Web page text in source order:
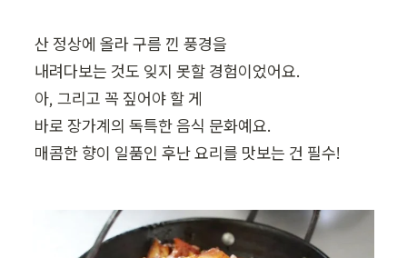
산 정상에 올라 구름 낀 풍경을
내려다보는 것도 잊지 못할 경험이었어요.
아, 그리고 꼭 짚어야 할 게
바로 장가계의 독특한 음식 문화예요.
매콤한 향이 일품인 후난 요리를 맛보는 건 필수!